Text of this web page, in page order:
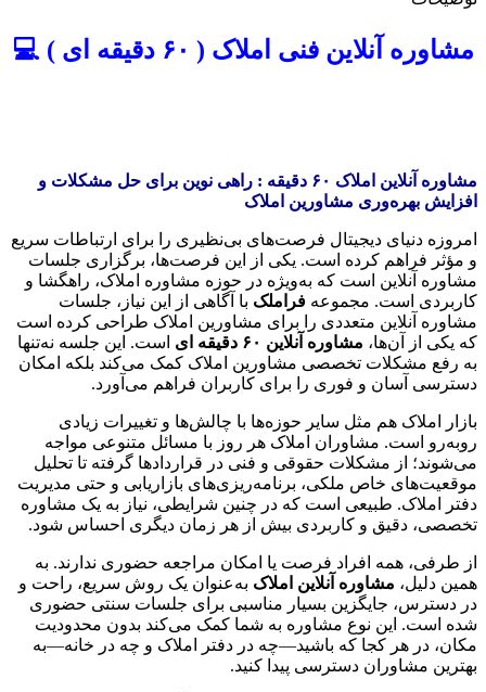
مشاوره آنلاین فنی املاک ( ۶۰ دقیقه ای ) 💻
مشاوره آنلاین املاک ۶۰ دقیقه‌ : راهی نوین برای حل مشکلات و
افزایش بهره‌وری مشاورین املاک
امروزه دنیای دیجیتال فرصت‌های بی‌نظیری را برای ارتباطات سریع
و مؤثر فراهم کرده است. یکی از این فرصت‌ها، برگزاری جلسات
مشاوره آنلاین است که به‌ویژه در حوزه مشاوره املاک، راهگشا و
کاربردی است. مجموعه فراملک با آگاهی از این نیاز، جلسات
مشاوره آنلاین متعددی را برای مشاورین املاک طراحی کرده است
که یکی از آن‌ها، مشاوره آنلاین ۶۰ دقیقه ای
است. این جلسه نه‌تنها
به رفع مشکلات تخصصی مشاورین املاک کمک می‌کند بلکه امکان
دسترسی آسان و فوری را برای کاربران فراهم می‌آورد.
بازار املاک هم مثل سایر حوزه‌ها با چالش‌ها و تغییرات زیادی
روبه‌رو است. مشاوران املاک هر روز با مسائل متنوعی مواجه
می‌شوند؛ از مشکلات حقوقی و فنی در قراردادها گرفته تا تحلیل
موقعیت‌های خاص ملکی، برنامه‌ریزی‌های بازاریابی و حتی مدیریت
دفتر املاک. طبیعی است که در چنین شرایطی، نیاز به یک مشاوره
تخصصی، دقیق و کاربردی بیش از هر زمان دیگری احساس شود.
از طرفی، همه افراد فرصت یا امکان مراجعه حضوری ندارند. به
همین دلیل، مشاوره آنلاین املاک به‌عنوان یک روش سریع، راحت و
در دسترس، جایگزین بسیار مناسبی برای جلسات سنتی حضوری
شده است. این نوع مشاوره به شما کمک می‌کند بدون محدودیت
مکان، در هر کجا که باشید—چه در دفتر املاک و چه در خانه—به
بهترین مشاوران دسترسی پیدا کنید.